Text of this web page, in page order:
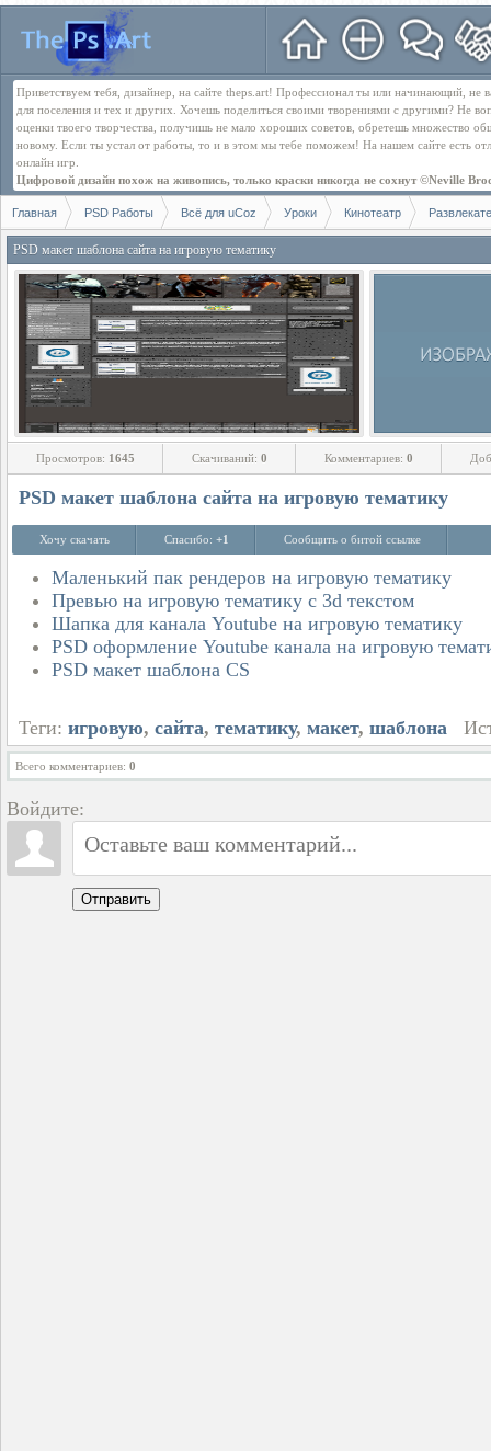
Приветствуем тебя, дизайнер, на сайте theps.art! Профессионал ты или начинающий,
для поселения и тех и других. Хочешь поделиться своими творениями с другими? Не
оценки твоего творчества, получишь не мало хороших советов, обретешь множество
новому. Если ты устал от работы, то и в этом мы тебе поможем! На нашем сайте есть
онлайн игр.
Цифровой дизайн похож на живопись, только краски никогда не сохнут ©Neville
Главная PSD Работы Всё для uCoz Уроки Кинотеатр
PSD макет шаблона сайта на игровую тематику
Просмотров: 1645 Скачиваний: 0 Комментариев: 0
PSD макет шаблона сайта на игровую тематику
Хочу скачать Спасибо: +1 Сообщить о битой ссылке
Маленький пак рендеров на игровую тематику
Превью на игровую тематику с 3d текстом
Шапка для канала Youtube на игровую тематику
PSD оформление Youtube канала на игровую
PSD макет шаблона CS
Теги: игровую, сайта, тематику, макет, шаблона
Всего комментариев: 0
Войдите:
Отправить